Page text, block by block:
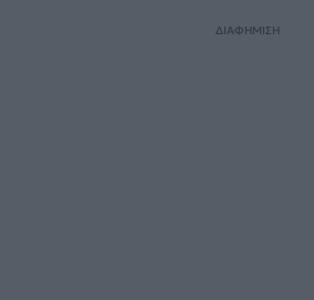
ΔΙΑΦΗΜΙΣΗ